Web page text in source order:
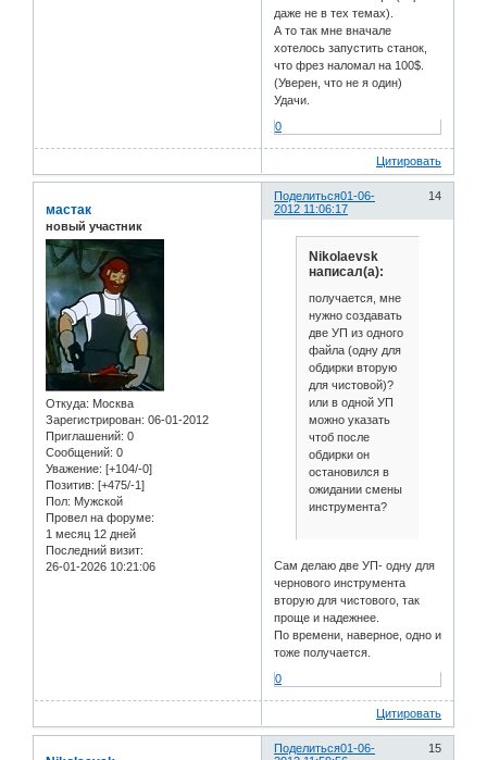
даже не в тех темах).
А то так мне вначале
хотелось запустить станок,
что фрез наломал на 100$.
(Уверен, что не я один)
Удачи.
0
Цитировать
Поделиться 14
01-06-
2012 11:06:17
мастак
новый участник
Откуда: Москва
Зарегистрирован: 06-01-2012
Приглашений: 0
Сообщений: 0
Уважение: [+104/-0]
Позитив: [+475/-1]
Пол: Мужской
Провел на форуме:
1 месяц 12 дней
Последний визит:
26-01-2026 10:21:06
Nikolaevsk
написал(а):
получается, мне
нужно создавать
две УП из одного
файла (одну для
обдирки вторую
для чистовой)?
или в одной УП
можно указать
чтоб после
обдирки он
остановился в
ожидании смены
инструмента?
Сам делаю две УП- одну для
чернового инструмента
вторую для чистового, так
проще и надежнее.
По времени, наверное, одно и
тоже получается.
0
Цитировать
Поделиться 15
01-06-